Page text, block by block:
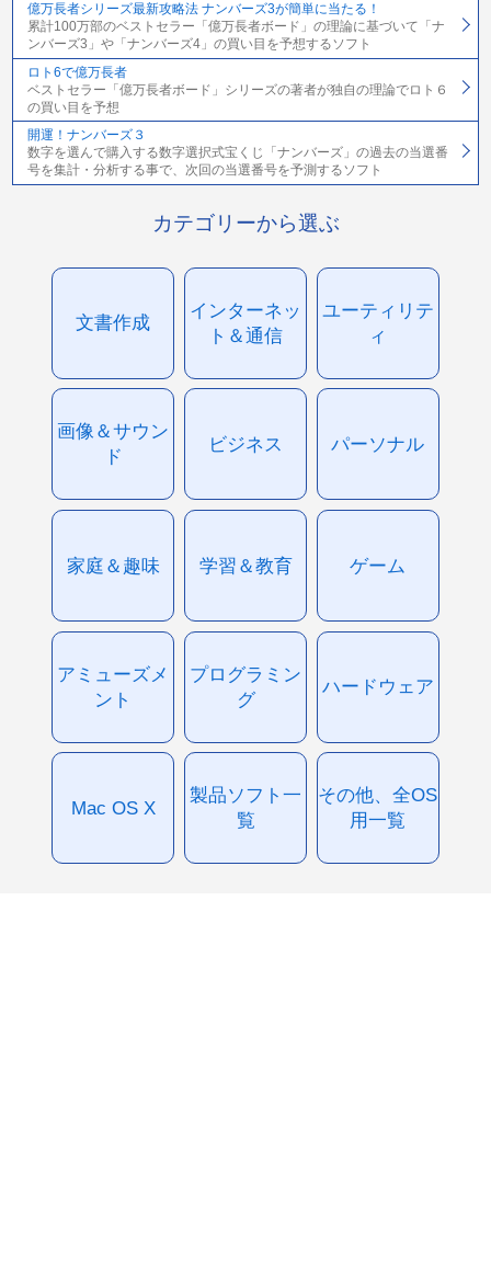
億万長者シリーズ最新攻略法 ナンバーズ3が簡単に当たる！
累計100万部のベストセラー「億万長者ボード」の理論に基づいて「ナ
ンバーズ3」や「ナンバーズ4」の買い目を予想するソフト
ロト6で億万長者
ベストセラー「億万長者ボード」シリーズの著者が独自の理論でロト６
の買い目を予想
開運！ナンバーズ３
数字を選んで購入する数字選択式宝くじ「ナンバーズ」の過去の当選番
号を集計・分析する事で、次回の当選番号を予測するソフト
カテゴリーから選ぶ
文書作成
インターネッ
ト＆通信
ユーティリテ
ィ
画像＆サウン
ド
ビジネス パーソナル
家庭＆趣味 学習＆教育 ゲーム
アミューズメ
ント
プログラミン
グ
ハードウェア
Mac OS X
製品ソフト一
覧
その他、全OS
用一覧